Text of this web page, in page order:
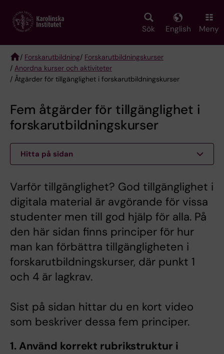
main
Sök English Meny
Breadcrumb
/ Forskarutbildning/ Forskarutbildningskurser
/ Anordna kurser och aktiviteter
/ Åtgärder för tillgänglighet i forskarutbildningskurser
Fem åtgärder för tillgänglighet i
forskarutbildningskurser
Hitta på sidan
Varför tillgänglighet? God tillgänglighet i
digitala material är avgörande för vissa
studenter men till god hjälp för alla. På
den här sidan finns principer för hur
man kan förbättra tillgängligheten i
forskarutbildningskurser, där punkt 1
och 4 är lagkrav.
Sist på sidan hittar du en kort video
som beskriver dessa fem principer.
1. Använd korrekt rubrikstruktur i